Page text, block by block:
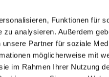
Funktionen für
zu analysieren. Außerdem
Partner für soziale
möglicherweise mit
im Rahmen Ihrer Nutzung
RUW-
Rheinland-Pfalz/